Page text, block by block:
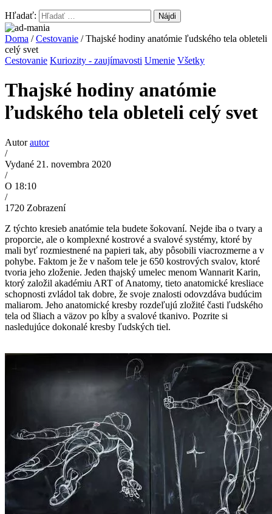
Hľadať:
Doma /Cestovanie / Thajské hodiny anatómie ľudského tela obleteli
celý svet
Cestovanie Kuriozity - zaujímavosti Umenie Všetky
Thajské hodiny anatómie
ľudského tela obleteli celý svet
Autorautor
/
Vydané 21. novembra 2020
/
O 18:10
/
1720 Zobrazení
Z týchto kresieb anatómie tela budete šokovaní. Nejde iba o tvary a
proporcie, ale o komplexné kostrové a svalové systémy, ktoré by
mali byť rozmiestnené na papieri tak, aby pôsobili viacrozmerne a v
pohybe. Faktom je že v našom tele je 650 kostrových svalov, ktoré
tvoria jeho zloženie. Jeden thajský umelec menom Wannarit Karin,
ktorý založil akadémiu ART of Anatomy, tieto anatomické kresliace
schopnosti zvládol tak dobre, že svoje znalosti odovzdáva budúcim
maliarom. Jeho anatomické kresby rozdeľujú zložité časti ľudského
tela od šliach a väzov po kĺby a svalové tkanivo. Pozrite si
nasledujúce dokonalé kresby ľudských tiel.